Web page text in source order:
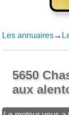
Les annuaires→
5650
aux